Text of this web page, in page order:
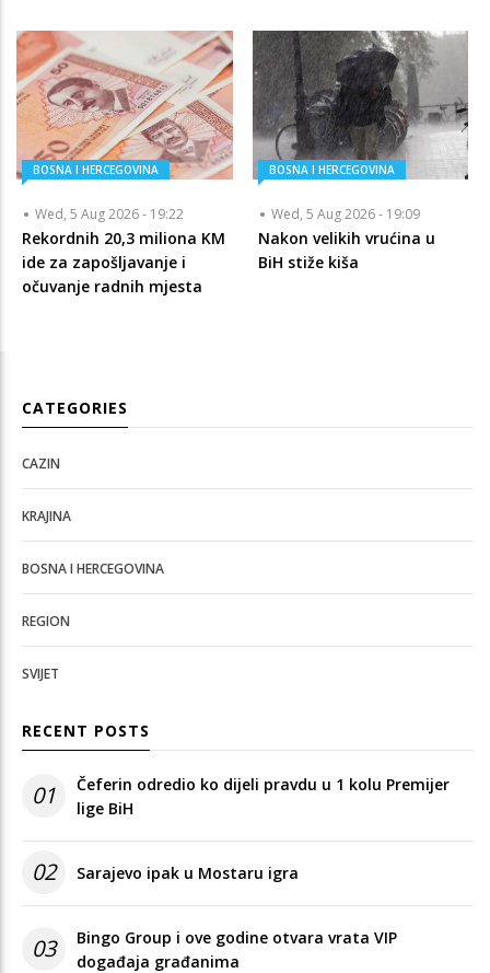
BOSNA I HERCEGOVINA
Wed, 5 Aug 2026 - 19:22
Rekordnih 20,3 miliona KM
ide za zapošljavanje i
očuvanje radnih mjesta
BOSNA I HERCEGOVINA
Wed, 5 Aug 2026 - 19:09
Nakon velikih vrućina u
BiH stiže kiša
CATEGORIES
CAZIN
KRAJINA
BOSNA I HERCEGOVINA
REGION
SVIJET
RECENT POSTS
01
Čeferin odredio ko dijeli pravdu u 1 kolu Premijer
lige BiH
02 Sarajevo ipak u Mostaru igra
03
Bingo Group i ove godine otvara vrata VIP
događaja građanima